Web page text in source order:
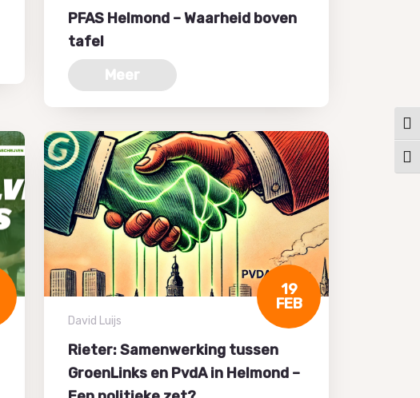
PFAS Helmond – Waarheid boven
tafel
Meer
19
FEB
David Luijs
Rieter: Samenwerking tussen
GroenLinks en PvdA in Helmond –